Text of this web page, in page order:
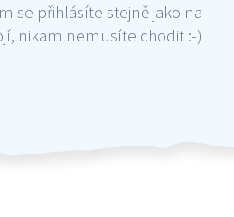
se přihlásíte stejně jako na
nikam nemusíte chodit :-)